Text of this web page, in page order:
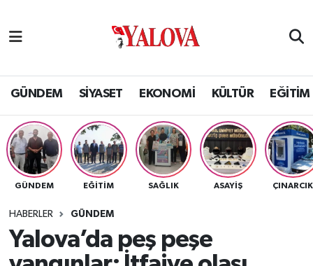
GÜNDEM SİYASET EKONOMİ KÜLTÜR EĞİTİM
GÜNDEM EĞİTİM SAĞLIK ASAYİŞ ÇINARCIK
HABERLER GÜNDEM
Yalova’da peş peşe
SİYASET
EKONOMİ
KÜLTÜR
BİLİM VE TEKNOLOJİ
Yalova Nöbetçi Eczaneler
Yalova Hava Durumu
Yalova Namaz Vakitleri
Yalova Trafik Yoğunluk Haritası
Tüm Manşetler